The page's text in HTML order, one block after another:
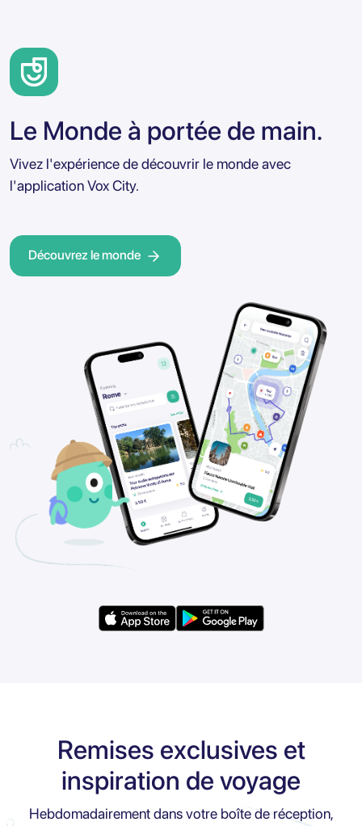
Le Monde à portée de main.
Vivez l'expérience de découvrir le monde avec
l'application Vox City.
Découvrez le monde
Remises exclusives et
inspiration de voyage
Hebdomadairement dans votre boîte de réception,